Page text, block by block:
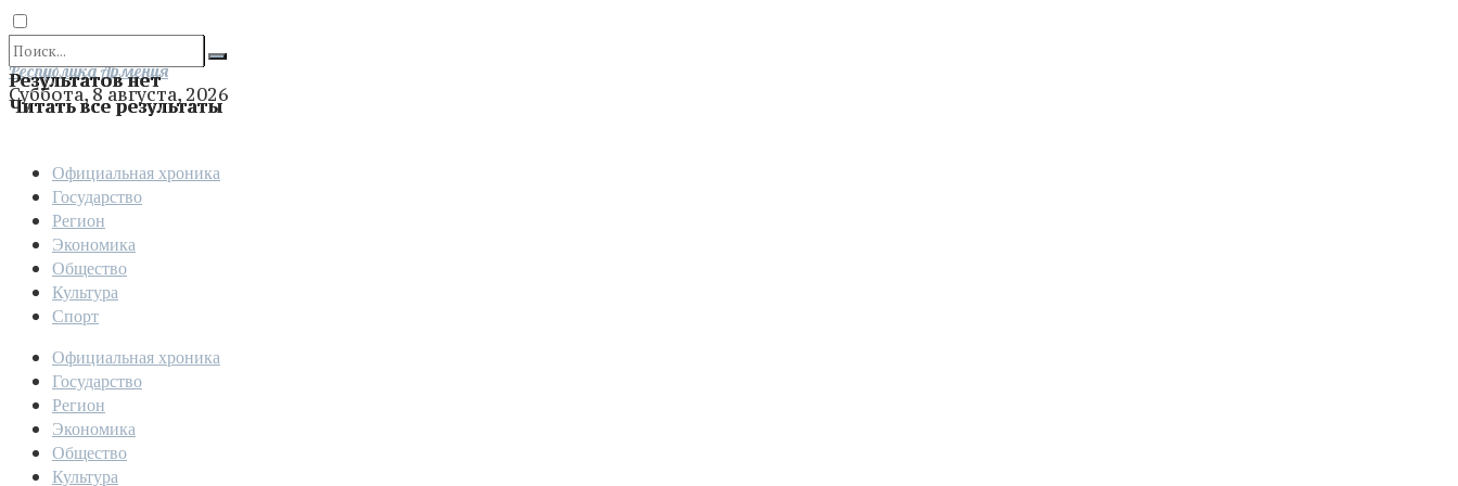
Результатов нет
Читать все результаты
Отправить
Республика Армения
Суббота, 8 августа, 2026
Официальная хроника
Государство
Регион
Экономика
Общество
Культура
Спорт
Официальная хроника
Государство
Регион
Экономика
Общество
Культура